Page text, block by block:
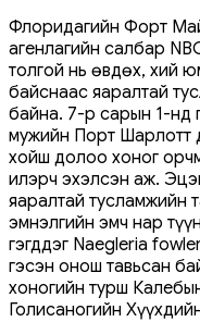
Флоридагийн Форт
агенлагийн салбар
толгой нь өвдөх, хий
байснаас яаралтай
байна. 7-р сарын 1-нд
мужийн Порт Шарлотт
хойш долоо хоног
илэрч эхэлсэн аж.
яаралтай тусламжийн
эмнэлгийн эмч нар
гэгддэг Naegleria
гэсэн онош тавьсан
хоногийн турш
Голисаногийн